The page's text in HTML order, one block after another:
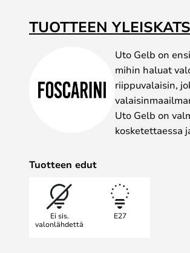
the
images
TUOTTEEN
Uto Gelb on
mihin haluat
riippuvalaisin,
Uto Gelb on
kosketettaessa
Tuotteen edut
Ei sis.
valonlähdettä
E27